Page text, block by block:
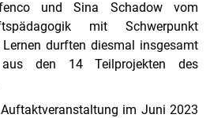
und Sina Schadow vom
mit Schwerpunkt
durften diesmal insgesamt
aus den 14 Teilprojekten des
im Juni 2023